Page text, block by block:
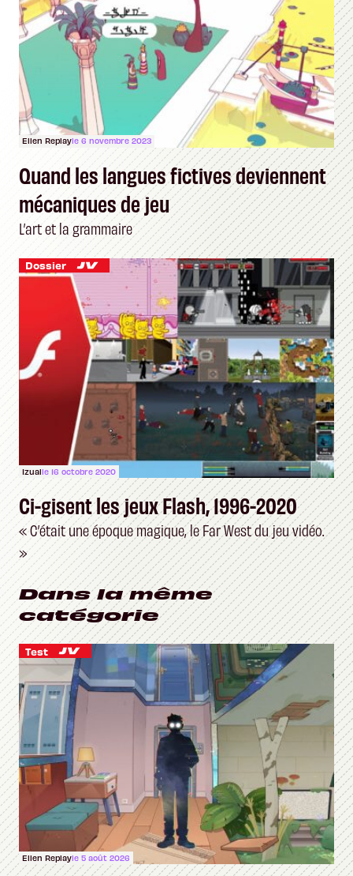
Ellen Replayle 6 novembre 2023
Quand les langues fictives deviennent
mécaniques de jeu
L’art et la grammaire
Dossier
Izualle 16 octobre 2020
Ci-gisent les jeux Flash, 1996-2020
« C’était une époque magique, le Far West du jeu vidéo.
»
Dans la même
catégorie
Test
Ellen Replayle 5 août 2026